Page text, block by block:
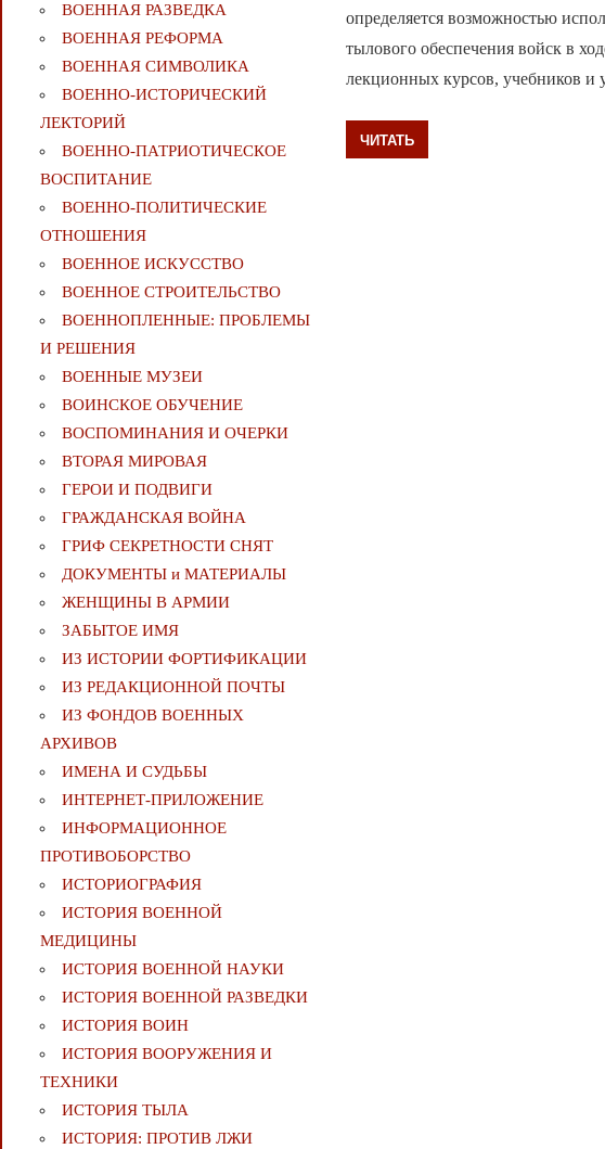
определяется возможностью
тылового обеспечения войск в
лекционных курсов, учебников и
ЧИТАТЬ
ВОЕННАЯ РАЗВЕДКА
ВОЕННАЯ РЕФОРМА
ВОЕННАЯ СИМВОЛИКА
ВОЕННО-ИСТОРИЧЕСКИЙ
ЛЕКТОРИЙ
ВОЕННО-ПАТРИОТИЧЕСКОЕ
ВОСПИТАНИЕ
ВОЕННО-ПОЛИТИЧЕСКИE
ОТНОШЕНИЯ
ВОЕННОЕ ИСКУССТВО
ВОЕННОЕ СТРОИТЕЛЬСТВО
ВОЕННОПЛЕННЫЕ: ПРОБЛЕМЫ
И РЕШЕНИЯ
ВОЕННЫЕ МУЗЕИ
ВОИНСКОЕ ОБУЧЕНИЕ
ВОСПОМИНАНИЯ И ОЧЕРКИ
ВТОРАЯ МИРОВАЯ
ГЕРОИ И ПОДВИГИ
ГРАЖДАНСКАЯ ВОЙНА
ГРИФ СЕКРЕТНОСТИ СНЯТ
ДОКУМЕНТЫ и МАТЕРИАЛЫ
ЖЕНЩИНЫ В АРМИИ
ЗАБЫТОЕ ИМЯ
ИЗ ИСТОРИИ ФОРТИФИКАЦИИ
ИЗ РЕДАКЦИОННОЙ ПОЧТЫ
ИЗ ФОНДОВ ВОЕННЫХ
АРХИВОВ
ИМЕНА И СУДЬБЫ
ИНТЕРНЕТ-ПРИЛОЖЕНИЕ
ИНФОРМАЦИОННОЕ
ПРОТИВОБОРСТВО
ИСТОРИОГРАФИЯ
ИСТОРИЯ ВОЕННОЙ
МЕДИЦИНЫ
ИСТОРИЯ ВОЕННОЙ НАУКИ
ИСТОРИЯ ВОЕННОЙ РАЗВЕДКИ
ИСТОРИЯ ВОИН
ИСТОРИЯ ВООРУЖЕНИЯ И
ТЕХНИКИ
ИСТОРИЯ ТЫЛА
ИСТОРИЯ: ПРОТИВ ЛЖИ